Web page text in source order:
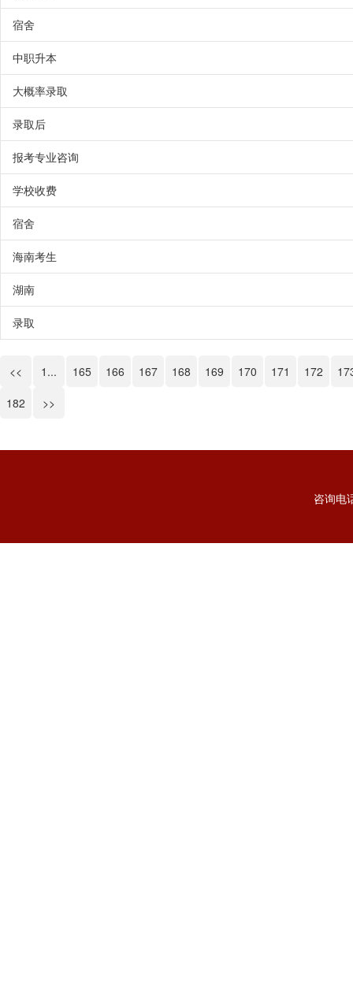
宿舍
中职升本
大概率录取
录取后
报考专业咨询
学校收费
宿舍
海南考生
湖南
录取
<< 1... 165 166 167 168 169 170 171 172
182
>>
咨询